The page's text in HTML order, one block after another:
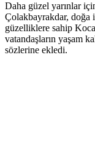
Daha güzel yarınlar
Çolakbayrakdar, doğa
güzelliklere sahip
vatandaşların yaşam
sözlerine ekledi.